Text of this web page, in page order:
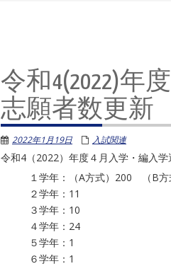
令和4(2022)年
志願者数更新
2022年1月19日 入試関連
令和4（2022）年度４月入学・編入学
１学年：（A方式）200 （B方
２学年：11
３学年：10
４学年：24
５学年：1
６学年：1